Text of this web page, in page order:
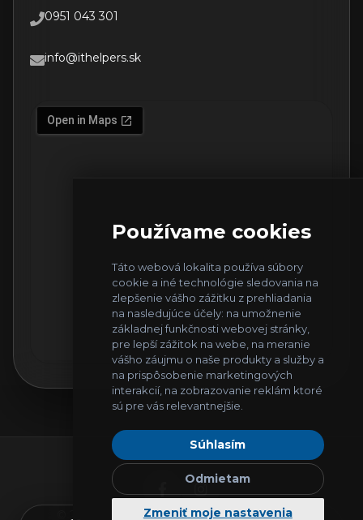
Používame cookies
Táto webová lokalita používa súbory
cookie a iné technológie sledovania na
zlepšenie vášho zážitku z prehliadania
na nasledujúce účely: na umožnenie
základnej funkčnosti webovej stránky,
pre lepší zážitok na webe na meranie
vášho záujmu o naše produkty a služby a
na prispôsobenie marketingových
interakcií, na zobrazovanie reklám ktoré
sú pre vás relevantnejšie
Súhlasím
Odmietam
Zmeniť moje nastavenia
0951 043 301
info@ithelpers.sk
IT Helpers. Všetky práva vyhradené.